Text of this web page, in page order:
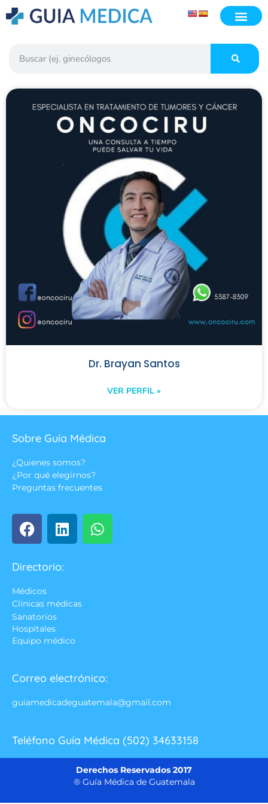
Dr. Brayan Santos
VER PERFIL »
Sobre Guía Médica
¿Quienes somos?
¿Por qué elegirnos?
Preguntas frecuentes
Directorio:
Médicos
Clínicas médicas
Sanatorios
Hospitales
Equipo médico
Correo electrónico:
guiamedicadeguatemala@gmail.com
Teléfono Guía Médica (502) 34633158
Derechos Reservados 2017
® Guía Médica de Guatemala